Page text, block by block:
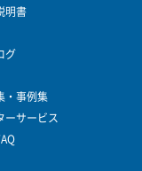
明書
グ
・事例集
ーサービス